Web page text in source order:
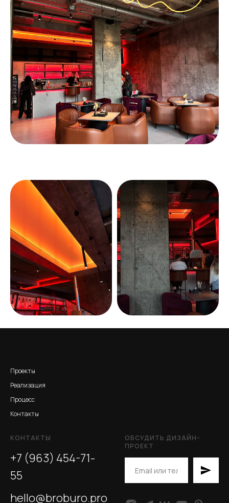
Проекты
Реализация
Процесс
Контакты
КОНТАКТЫ
+7 (963) 454-71-
55
hello@broburo.pro
ОБСУДИТЬ ДИЗАЙН-
ПРОЕКТ